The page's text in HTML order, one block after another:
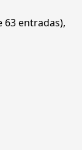
63 entradas),